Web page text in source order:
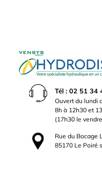
Tél : 02 51 34
Ouvert du lundi
8h à 12h30 et
(17h30 le
Rue du Bocage
85170 Le Poiré